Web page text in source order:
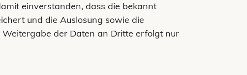
einverstanden, dass die bekannt
und die Auslosung sowie die
der Daten an Dritte erfolgt nur